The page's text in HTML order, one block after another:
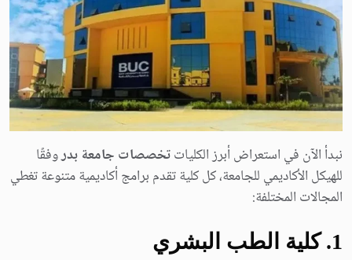
نبدأ الآن في استعراض أبرز الكلياتتخصصات جامعة بدروفقًا
للهيكل الأكاديمي للجامعة، كل كلية تقدم برامج أكاديمية متنوعة تغطي
المجالات المختلفة:
1. كلية الطب البشري